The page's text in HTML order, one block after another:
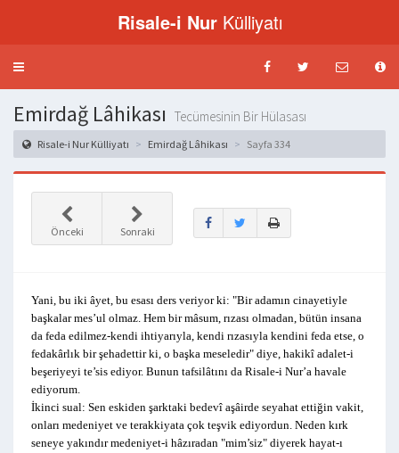
Risale-i NurKülliyatı
Menü
Emirdağ Lâhikası Tecümesinin Bir Hülasası
Risale-i Nur Külliyatı Emirdağ Lâhikası Sayfa 334
Önceki Sonraki
Yani, bu iki âyet, bu esası ders veriyor ki: "Bir adamın cinayetiyle
başkalar mes’ul olmaz. Hem bir mâsum, rızası olmadan, bütün insana
da feda edilmez-kendi ihtiyarıyla, kendi rızasıyla kendini feda etse, o
fedakârlık bir şehadettir ki, o başka meseledir" diye, hakikî adalet-i
beşeriyeyi te’sis ediyor. Bunun tafsilâtını da Risale-i Nur’a havale
ediyorum.
İkinci sual: Sen eskiden şarktaki bedevî aşâirde seyahat ettiğin vakit,
onları medeniyet ve terakkiyata çok teşvik ediyordun. Neden kırk
seneye yakındır medeniyet-i hâzıradan "mim’siz" diyerek hayat-ı